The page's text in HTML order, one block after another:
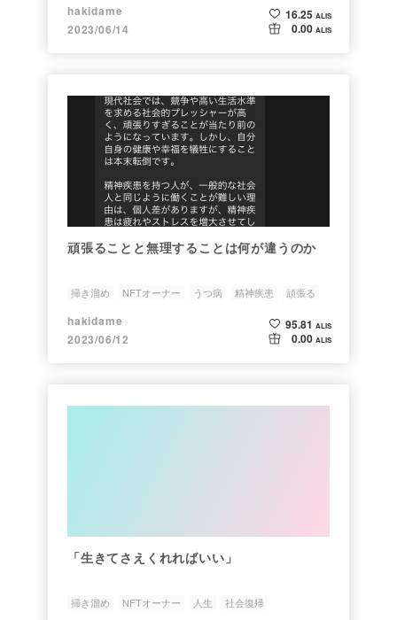
hakidame
2023/06/14
16.25 ALIS
0.00 ALIS
頑張ることと無理することは何が違うのか
掃き溜め NFTオーナー うつ病 精神疾患 頑張る
hakidame
2023/06/12
95.81 ALIS
0.00 ALIS
「生きてさえくれればいい」
掃き溜め NFTオーナー 人生 社会復帰